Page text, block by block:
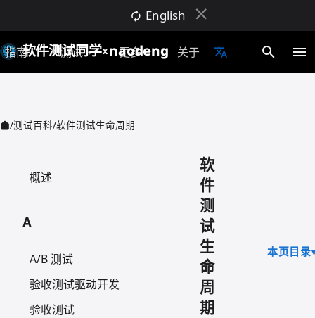
autorenew English
close
软件测试同学X naodeng
指南 AI测试expand_more 更多expand_more 关于 translate search menu
/测试百科/软件测试生命周期
概述
A
A/B 测试
验收测试驱动开发
验收测试
软
件
测
试
生
命
周
期
本页目录